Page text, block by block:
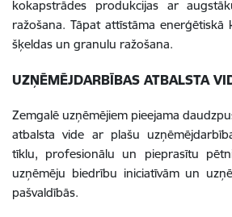
kokapstrādes produkcijas ar
ražošana. Tāpat attīstāma enerģētiskā
šķeldas un granulu ražošana.
UZŅĒMĒJDARBĪBAS ATBALSTA
Zemgalē uzņēmējiem pieejama
atbalsta vide ar plašu
tīklu, profesionālu un pieprasītu
uzņēmēju biedrību iniciatīvām un
pašvaldībās.